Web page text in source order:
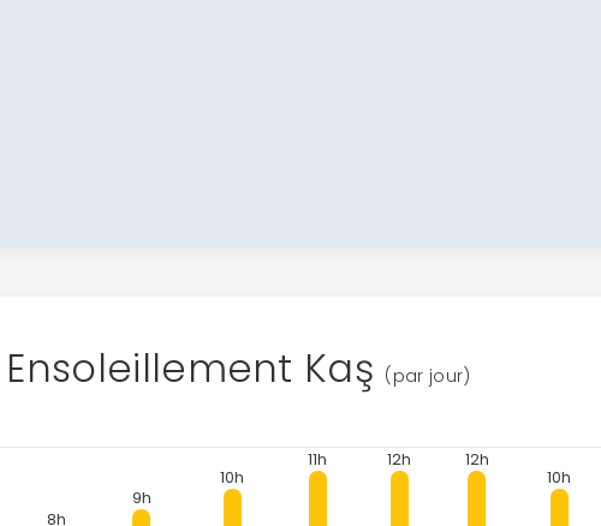
Ensoleillement Kaş (par jour)
8h
9h
10h
11h 12h 12h
10h